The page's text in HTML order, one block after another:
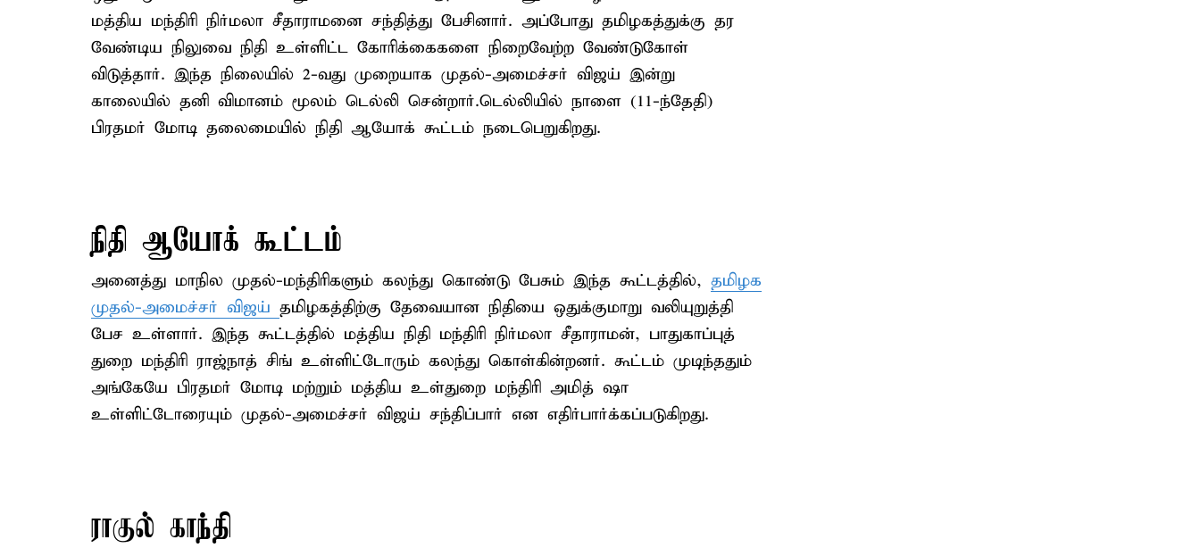
மத்திய மந்திரி நிர்மலா சீதாராமனை சந்தித்து பேசினார். அப்போது தமிழகத்துக்கு தர
வேண்டிய நிலுவை நிதி உள்ளிட்ட கோரிக்கைகளை நிறைவேற்ற வேண்டுகோள்
விடுத்தார். இந்த நிலையில் 2-வது முறையாக முதல்-அமைச்சர் விஜய் இன்று
காலையில் தனி விமானம் மூலம் டெல்லி சென்றார்.டெல்லியில் நாளை (11-ந்தேதி)
பிரதமர் மோடி தலைமையில் நிதி ஆயோக் கூட்டம் நடைபெறுகிறது.
நிதி ஆயோக் கூட்டம்
அனைத்து மாநில முதல்-மந்திரிகளும் கலந்து கொண்டு பேசும் இந்த கூட்டத்தில், தமிழக
முதல்-அமைச்சர் விஜய் தமிழகத்திற்கு தேவையான நிதியை ஒதுக்குமாறு வலியுறுத்தி
பேச உள்ளார். இந்த கூட்டத்தில் மத்திய நிதி மந்திரி நிர்மலா சீதாராமன், பாதுகாப்புத்
துறை மந்திரி ராஜ்நாத் சிங் உள்ளிட்டோரும் கலந்து கொள்கின்றனர். கூட்டம் முடிந்ததும்
அங்கேயே பிரதமர் மோடி மற்றும் மத்திய உள்துறை மந்திரி அமித் ஷா
உள்ளிட்டோரையும் முதல்-அமைச்சர் விஜய் சந்திப்பார் என எதிர்பார்க்கப்படுகிறது.
ராகுல் காந்தி